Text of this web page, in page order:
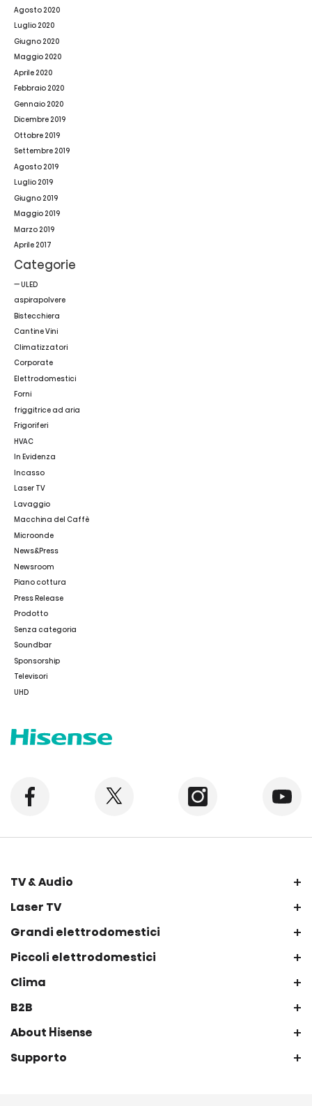
Agosto 2020
Luglio 2020
Giugno 2020
Maggio 2020
Aprile 2020
Febbraio 2020
Gennaio 2020
Dicembre 2019
Ottobre 2019
Settembre 2019
Agosto 2019
Luglio 2019
Giugno 2019
Maggio 2019
Marzo 2019
Aprile 2017
Categorie
— ULED
aspirapolvere
Bistecchiera
Cantine Vini
Climatizzatori
Corporate
Elettrodomestici
Forni
friggitrice ad aria
Frigoriferi
HVAC
In Evidenza
Incasso
Laser TV
Lavaggio
Macchina del Caffè
Microonde
News&Press
Newsroom
Piano cottura
Press Release
Prodotto
Senza categoria
Soundbar
Sponsorship
Televisori
UHD
+
TV & Audio
+
Laser TV
+
Grandi elettrodomestici
+
Piccoli elettrodomestici
+
Clima
+
B2B
+
About Hisense
+
Supporto